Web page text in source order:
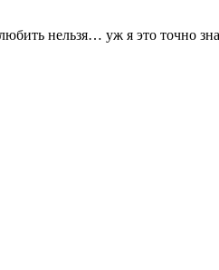
нельзя… уж я это точно